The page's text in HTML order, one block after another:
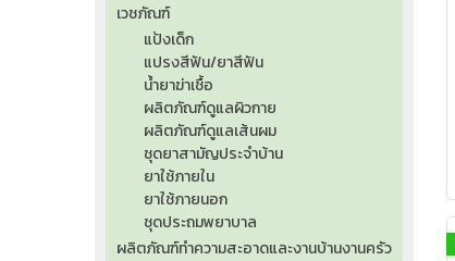
เวชภัณฑ์
แป้งเด็ก
แปรงสีฟัน/ยาสีฟัน
น้ำยาฆ่าเชื้อ
ผลิตภัณฑ์ดูแลผิวกาย
ผลิตภัณฑ์ดูแลเส้นผม
ชุดยาสามัญประจำบ้าน
ยาใช้ภายใน
ยาใช้ภายนอก
ชุดประถมพยาบาล
ผลิตภัณฑ์ทำความสะอาดและงานบ้านงานครัว